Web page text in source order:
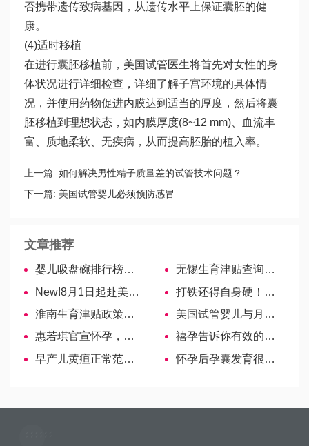
否携带遗传致病基因，从遗传水平上保证囊胚的健
康。
(4)适时移植
在进行囊胚移植前，美国试管医生将首先对女性的身
体状况进行详细检查，详细了解子宫环境的具体情
况，并使用药物促进内膜达到适当的厚度，然后将囊
胚移植到理想状态，如内膜厚度(8~12 mm)、血流丰
富、质地柔软、无疾病，从而提高胚胎的植入率。
上一篇: 如何解决男性精子质量差的试管技术问题？
下一篇: 美国试管婴儿必须预防感冒
文章推荐
婴儿吸盘碗排行榜出炉，哪个牌子好看这里！
无锡生育津贴查询方式公布，基数、报销进度一文全览！
New!8月1日起赴美禁令解除!F1/M1签证持有人可从中国直飞美国!|时讯
打铁还得自身硬！专业泰国试管婴儿医生为您提供专业服务！
淮南生育津贴政策详解！
美国试管婴儿与月经的关系
惠若琪官宣怀孕，粉丝：期待长腿宝宝的降临！
禧孕告诉你有效的降低赴美产子费用问题
早产儿黄疸正常范围对照表，数值14.5其实真没那么严重-美国试管婴儿
怀孕后孕囊发育很重要，一文让你知晓多久能看到孕囊-吉尔吉斯斯坦试管婴儿